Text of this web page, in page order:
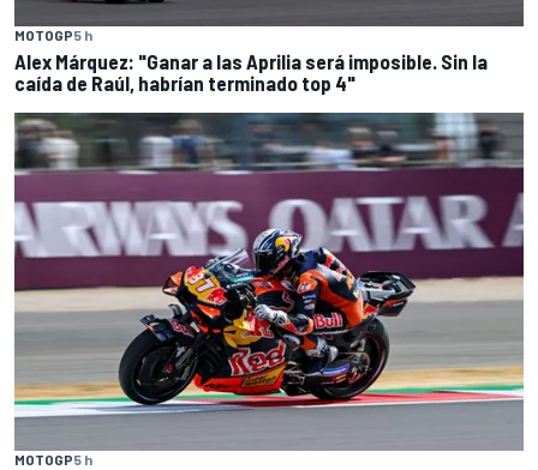
MOTOGP5 h
Alex Márquez: "Ganar a las Aprilia será imposible. Sin la
caída de Raúl, habrían terminado top 4"
MOTOGP5 h